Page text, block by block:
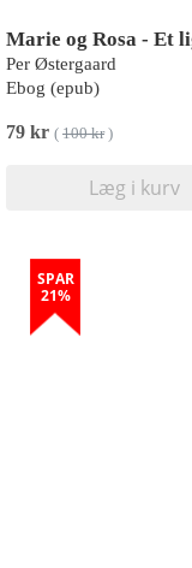
Per Østergaard
Ebog (epub)
79 kr ( 100 kr)
Læg i kurv
SPAR
21%